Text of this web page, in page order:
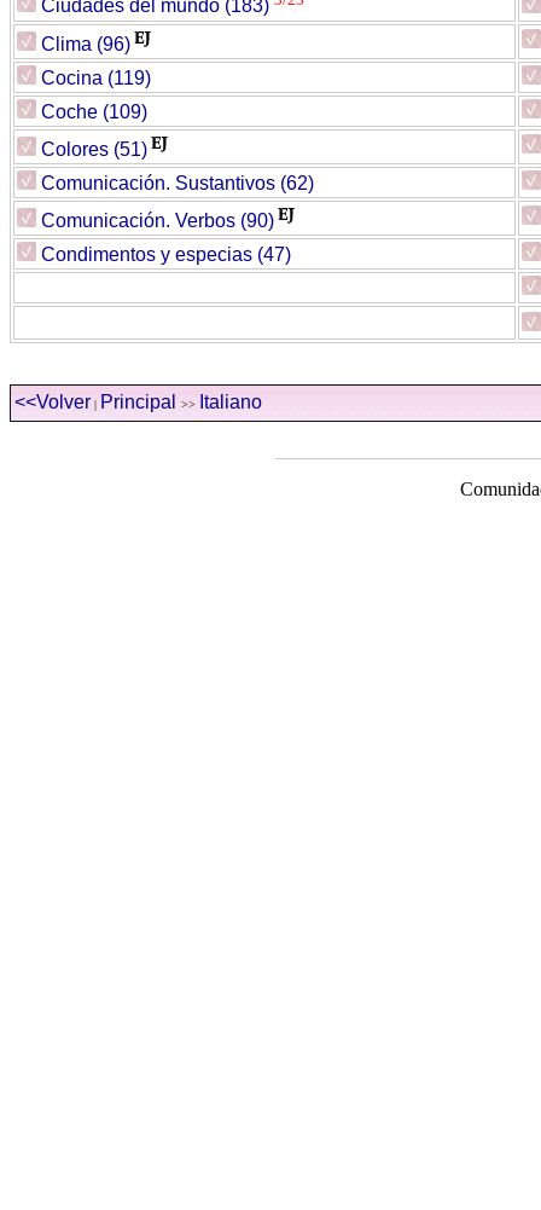
Ciudades del mundo (183)
Clima (96)
Cocina (119)
Coche (109)
Colores (51)
Comunicación. Sustantivos (62)
Comunicación. Verbos (90)
Condimentos y especias (47)
<<Volver | Principal >> taliano